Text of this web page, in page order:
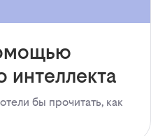
интеллекта
бы прочитать, как